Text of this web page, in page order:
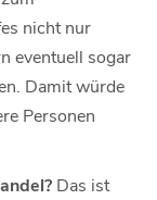
nicht nur
eventuell sogar
Damit würde
Personen
Das ist